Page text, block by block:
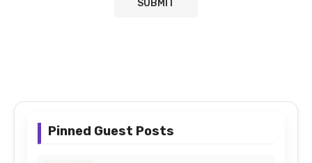
Pinned Guest Posts